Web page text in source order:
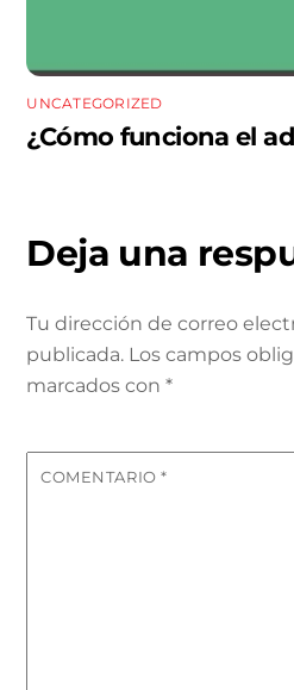
UNCATEGORIZED
¿Cómo funciona el
Deja una
Tu dirección de correo
publicada. Los campos
marcados con*
COMENTARIO*